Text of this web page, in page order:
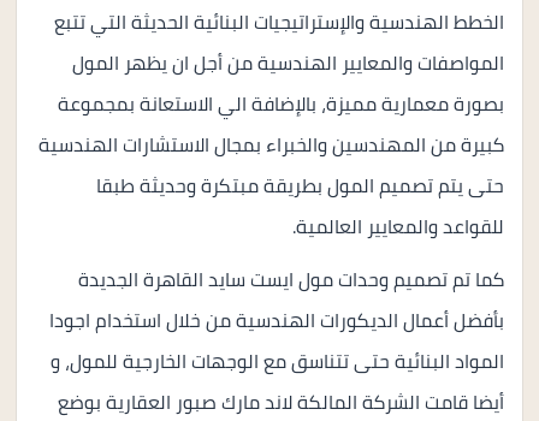
الخطط الهندسية والإستراتيجيات البنائية الحديثة التي تتبع
المواصفات والمعايير الهندسية من أجل ان يظهر المول
بصورة معمارية مميزة، بالإضافة الي الاستعانة بمجموعة
كبيرة من المهندسين والخبراء بمجال الاستشارات الهندسية
حتى يتم تصميم المول بطريقة مبتكرة وحديثة طبقا
للقواعد والمعايير العالمية.
كما تم تصميم وحدات مول ايست سايد القاهرة الجديدة
بأفضل أعمال الديكورات الهندسية من خلال استخدام اجودا
المواد البنائية حتى تتناسق مع الوجهات الخارجية للمول، و
أيضا قامت الشركة المالكة لاند مارك صبور العقارية بوضع